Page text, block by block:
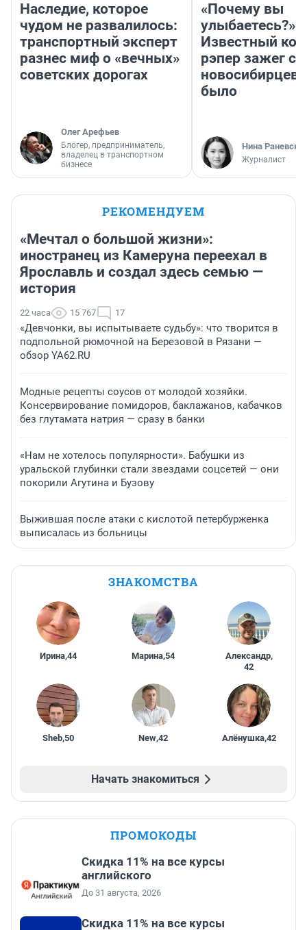
Наследие, которое
чудом не развалилось:
транспортный эксперт
разнес миф о «вечных»
советских дорогах
Олег Арефьев
Блогер, предприниматель,
владелец в транспортном
бизнесе
«Почему вы
улыбаетесь?»
Известный
рэпер зажег с
новосибирцев:
было
Нина
Журналист
РЕКОМЕНДУЕМ
«Мечтал о большой жизни»:
иностранец из Камеруна переехал в
Ярославль и создал здесь семью —
история
22 часа 15 767 17
«Девчонки, вы испытываете судьбу»: что творится в
подпольной рюмочной на Березовой в Рязани —
обзор YA62.RU
Модные рецепты соусов от молодой хозяйки.
Консервирование помидоров, баклажанов, кабачков
без глутамата натрия — сразу в банки
«Нам не хотелось популярности». Бабушки из
уральской глубинки стали звездами соцсетей — они
покорили Агутина и Бузову
Выжившая после атаки с кислотой петербурженка
выписалась из больницы
ЗНАКОМСТВА
Ирина,44 Марина,54 Александр,
42
Sheb,50 New,42 Алёнушка,42
Начать знакомиться
ПРОМОКОДЫ
Скидка 11% на все курсы
английского
До 31 августа, 2026
Скидка 11% на все курсы